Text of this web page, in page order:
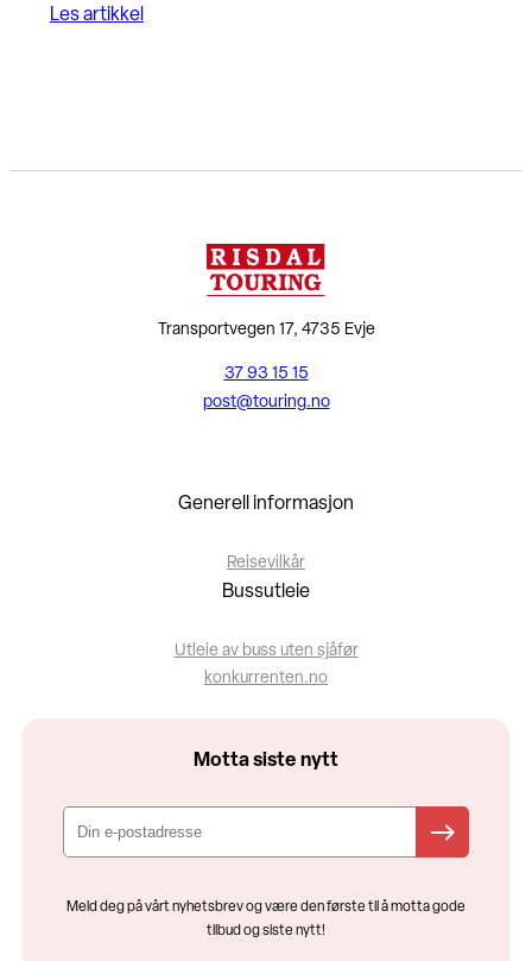
Les artikkel
Transportvegen 17, 4735 Evje
37 93 15 15
post@touring.no
Generell informasjon
Reisevilkår
Bussutleie
Utleie av buss uten sjåfør
konkurrenten.no
Motta siste nytt
Meld deg på vårt nyhetsbrev og være den første til å motta gode
tilbud og siste nytt!